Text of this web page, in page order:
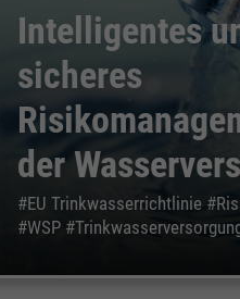
Intelligentes
sicheres
der
#EU Trinkwasserrichtlinie
#WSP